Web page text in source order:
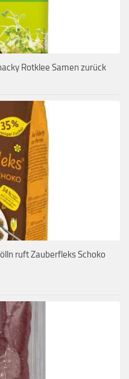
Rotklee Samen zurück
ruft Zauberfleks Schoko